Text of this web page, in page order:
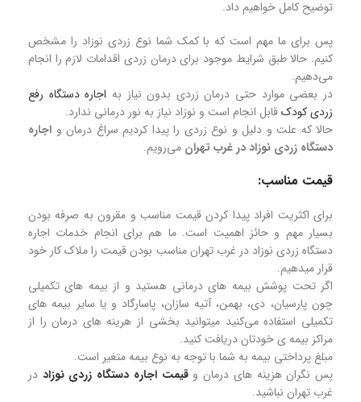
توضیح کامل خواهیم داد.
پس برای ما مهم است که با کمک شما نوع زردی نوزاد را مشخص
کنیم. حالا طبق شرایط موجود برای درمان زردی اقدامات لازم را انجام
می‌دهیم.
در بعضی موارد حتی درمان زردی بدون نیاز به اجاره دستگاه رفع
زردی کودکقابل انجام است و نوزاد نیاز به نور درمانی ندارد.
حالا که علت و دلیل و نوع زردی را پیدا کردیم سراغ درمان و اجاره
دستگاه زردی نوزاد در غرب تهران می‌رویم.
قیمت مناسب:
برای اکثریت افراد پیدا کردن قیمت مناسب و مقرون به صرفه بودن
بسیار مهم و حائز اهمیت است. ما هم برای انجام خدمات اجاره
دستگاه زردی نوزاد در غرب تهران مناسب بودن قیمت را ملاک کار خود
قرار میدهیم.
اگر تحت پوشش بیمه های درمانی هستید و از بیمه های تکمیلی
چون پارسیان، دی، بهمن، آتیه سازان، پاسارگاد و یا سایر بیمه های
تکمیلی استفاده می‌کنید میتوانید بخشی از هرینه های درمان را از
مراکز بیمه ی خودتان دریافت کنید.
مبلغ پرداختی بیمه به شما با توجه به نوع بیمه متغیر است.
پس نگران هزینه های درمان وقیمت اجاره دستگاه زردی نوزاد در
غرب تهران نباشید.